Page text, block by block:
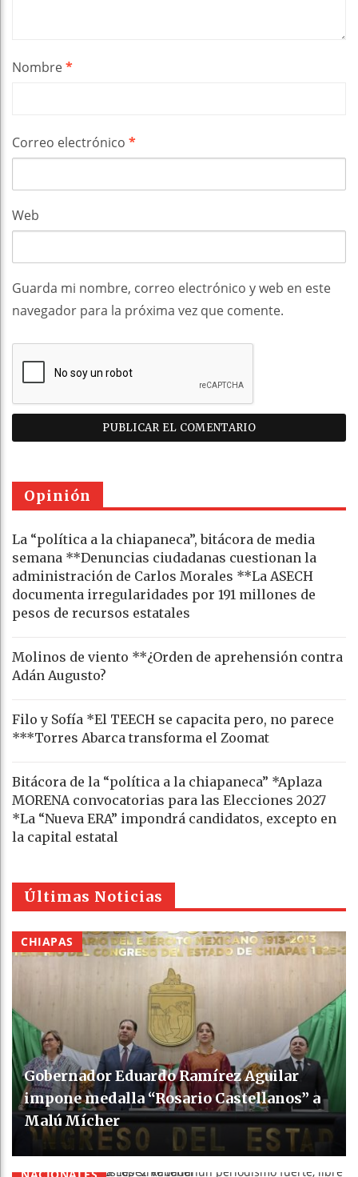
Nombre*
Correo electrónico *
Web
Guarda mi nombre, correo electrónico y web en este
navegador para la próxima vez que comente.
Opinión
La “política a la chiapaneca”, bitácora de media
semana **Denuncias ciudadanas cuestionan la
administración de Carlos Morales **La ASECH
documenta irregularidades por 191 millones de
pesos de recursos estatales
Molinos de viento **¿Orden de aprehensión contra
Adán Augusto?
Filo y Sofía *El TEECH se capacita pero, no parece
***Torres Abarca transforma el Zoomat
Bitácora de la “política a la chiapaneca” *Aplaza
MORENA convocatorias para las Elecciones 2027
*La “Nueva ERA” impondrá candidatos, excepto en
la capital estatal
Últimas Noticias
CHIAPAS
Gobernador Eduardo Ramírez Aguilar
impone medalla “Rosario Castellanos” a
Malú Mícher
NACIONALES